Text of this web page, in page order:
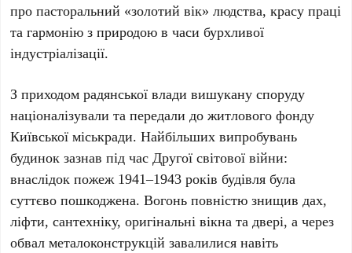
про пасторальний «золотий вік» людства, красу праці
та гармонію з природою в часи бурхливої
індустріалізації.
З приходом радянської влади вишукану споруду
націоналізували та передали до житлового фонду
Київської міськради. Найбільших випробувань
будинок зазнав під часДругої світової війни:
внаслідок пожеж 1941–1943 років будівля була
суттєво пошкоджена. Вогонь повністю знищив дах,
ліфти, сантехніку, оригінальні вікна та двері, а через
обвал металоконструкцій завалилися навіть